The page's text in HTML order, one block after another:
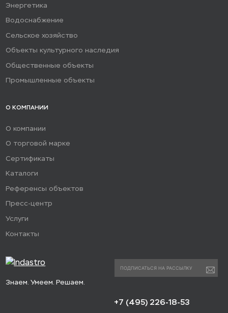
Знаем. Умеем. Решаем.
Энергетика
Водоснабжение
Сельское хозяйство
Объекты культурного наследия
Общественные объекты
Промышленные объекты
О КОМПАНИИ
О компании
О торговой марке
Сертификаты
Каталоги
Референсы объектов
Пресс-центр
Услуги
Контакты
+7 (495) 226-18-53